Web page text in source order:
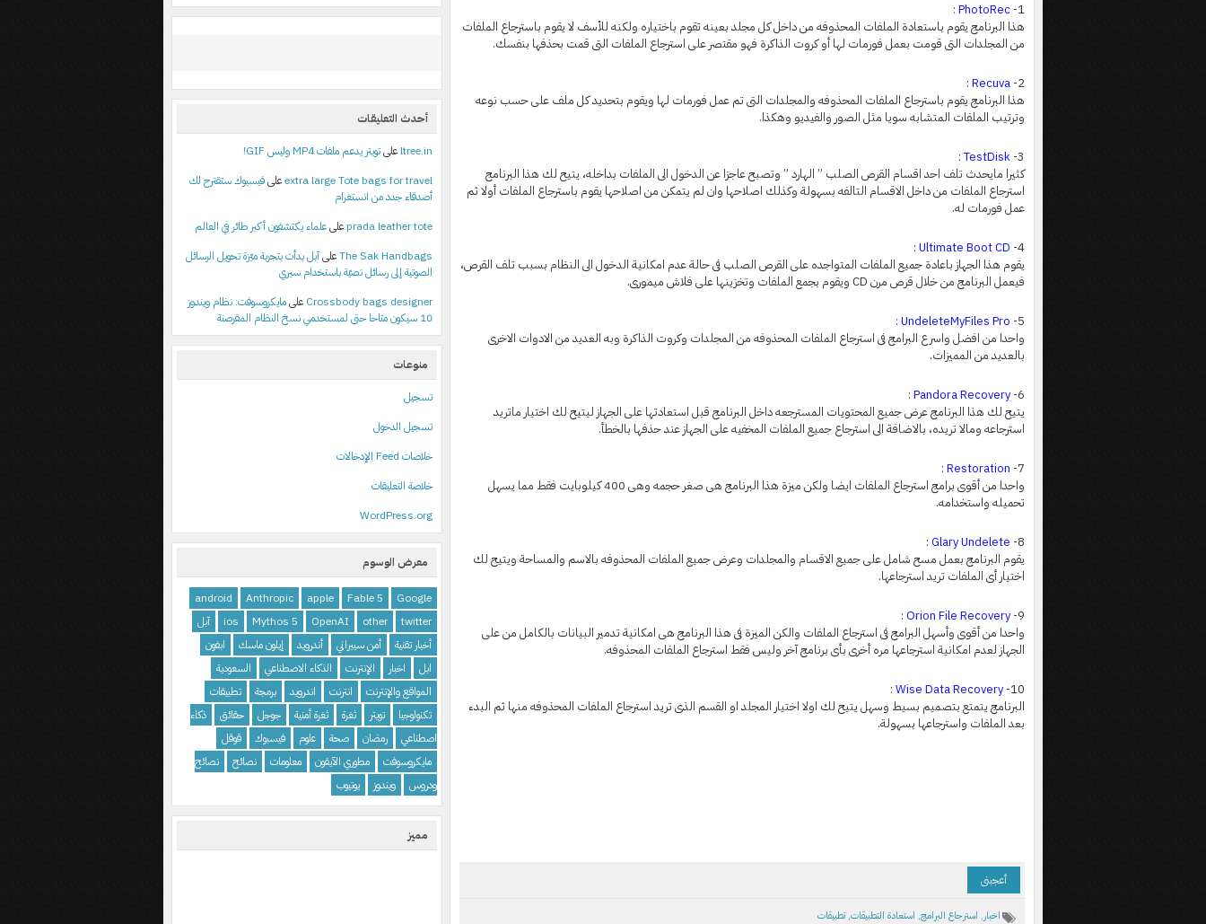
أحدث التعليقات
ltree.inعلىتويتر يدعم ملفات MP4 وليس GIF!
extra large Tote bags for travelعلىفيسبوك ستقترح لك
أصدقاء جدد من انستغرام
prada leather toteعلىعلماء يكتشفون أكبر طائر في العالم
The Sak Handbagsعلىآبل بدأت بتجربة ميّزة تحويل الرسائل
الصوتية إلى رسائل نصيّة باستخدام سيري
Crossbody bags designer علىمايكروسوفت: نظام ويندوز
10 سيكون متاحا حتى لمستخدمي نسخ النظام المقرصنة
منوعات
تسجيل
تسجيل الدخول
خلاصات Feed الإدخالات
خلاصة التعليقات
WordPress.org
معرض الوسوم
android Anthropic apple Fable 5
Google
ios
Mythos 5 OpenAI other twitter
آبل
أخبار تقنية
أمن سيبراني أندرويد إيلون ماسك
ابفون
ابل
اخبار الإنترنت الذكاء الاصطناعي
السعودية
المواقع والإنترنت
انترنت اندرويد برمجة
تطبيقات
تكنولوجيا
تويتر ثغرة ثغرة أمنية جوجل حقائق
ذكاء
اصطناعي
رمضان صحة علوم فيسبوك
قوقل
مايكروسوفت
مطوري الآيفون معلومات نصائح
نصائح
ودروس
ويندوز يوتيوب
مميز
1-
PhotoRec
:
هذا البرنامج يقوم باستعادة الملفات المحذوفه من داخل كل مجلد بعينه تقوم باختياره ولكنه للأسف لا يقوم باسترجاع الملفات
من المجلدات التى قومت بعمل فورمات لها أو كروت الذاكرة فهو مقتصر على استرجاع الملفات التى قمت بحذفها بنفسك.
2-
Recuva
:
هذا البرنامج يقوم باسترجاع الملفات المحذوفه والمجلدات التى تم عمل فورمات لها ويقوم بتحديد كل ملف على حسب نوعه
وترتيب الملفات المتشابه سويا مثل الصور والفيديو وهكذا.
3-
TestDisk
:
كثيرا مايحدث تلف احد اقسام القرص الصلب ” الهارد ” وتصبح عاجزا عن الدخول الى الملفات بداخله، يتيح لك هذا البرنامج
استرجاع الملفات من داخل الاقسام التالفه بسهولة وكذلك اصلاحها وان لم يتمكن من اصلاحها يقوم باسترجاع الملفات أولا ثم
عمل فورمات له.
4-
Ultimate Boot CD
:
يقوم هذا الجهاز باعادة جميع الملفات المتواجده على القرص الصلب فى حالة عدم امكانية الدخول الى النظام بسبب تلف القرص،
فيعمل البرنامج من خلال قرص مرن CD ويقوم بجمع الملفات وتخزينها على فلاش ميمورى.
5-
UndeleteMyFiles Pro
:
واحدا من افضل واسرع البرامج فى استرجاع الملفات المحذوفه من المجلدات وكروت الذاكرة وبه العديد من الادوات الاخرى
بالعديد من المميزات.
6-
Pandora Recovery
:
يتيح لك هذا البرنامج عرض جميع المحتويات المسترجعه داخل البرنامج قبل استعادتها على الجهاز ليتيح لك اختيار ماتريد
استرجاعه ومالا تريده، بالاضافة الى استرجاع جميع الملفات المخفيه على الجهاز عند حذفها بالخطأ.
7-
Restoration
:
واحدا من أقوى برامج استرجاع الملفات ايضا ولكن ميزة هذا البرنامج هى صغر حجمه وهى 400 كيلوبايت فقط مما يسهل
تحميله واستخدامه.
8-
Glary Undelete
:
يقوم البرنامج بعمل مسح شامل على جميع الاقسام والمجلدات وعرض جميع الملفات المحذوفه بالاسم والمساحة ويتيح لك
اختيار أى الملفات تريد استرجاعها.
9-
Orion File Recovery
:
واحدا من أقوى وأسهل البرامج فى استرجاع الملفات والكن الميزة فى هذا البرنامج هى امكانية تدمير البيانات بالكامل من على
الجهاز لعدم امكانية استرجاعها مره أخرى بأى برنامج آخر وليس فقط استرجاع الملفات المحذوفه.
10-
Wise Data Recovery
:
البرنامج يتمتع بتصميم بسيط وسهل يتيح لك اولا اختيار المجلد او القسم الذى تريد استرجاع الملفات المحذوفه منها ثم البدء
بعد الملفات واسترجاعها بسهولة.
أعجبنى
اخبار, استرجاع البرامج, استعادة التطبيقات,تطبيقات